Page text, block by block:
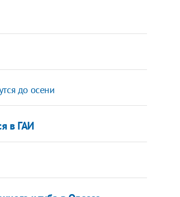
до осени
в ГАИ